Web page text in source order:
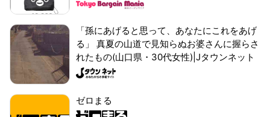
「孫にあげると思って、あなたにこれをあげ
る」 真夏の山道で見知らぬお婆さんに握らさ
れたもの(山口県・30代女性)|Jタウンネット
ゼロまる